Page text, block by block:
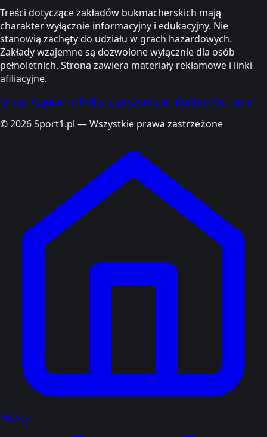
Treści dotyczące zakładów bukmacherskich mają
charakter wyłącznie informacyjny i edukacyjny. Nie
stanowią zachęty do udziału w grach hazardowych.
Zakłady wzajemne są dozwolone wyłącznie dla osób
pełnoletnich. Strona zawiera materiały reklamowe i linki
afiliacyjne.
O nas Regulamin Polityka prywatności Kontakt Reklama
© 2026 Sport1.pl — Wszystkie prawa zastrzeżone
Newsy